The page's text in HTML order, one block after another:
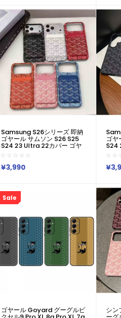
アイフォン17 15 16 Proカバー
Samsung S26シリーズ 即納
ゴヤール サムソン S26 S25
S24 23 Ultra 22カバー ゴヤ
ール シェブロン柄 カードポケ
ットケースGoyard
IPhone17 Air 15 IPhone14 13
Pro IPhone 16 15 11 Pro 8 SE
S23ケース ゴヤール アイフォ
ン17 15 14 Plus 13 12 Pro Max
ケース
¥3,990
ゴヤ
S24
ー
4 カ
Pro
S26
ン17
11
Sale
ゴヤール Goyard グーグルピ シ